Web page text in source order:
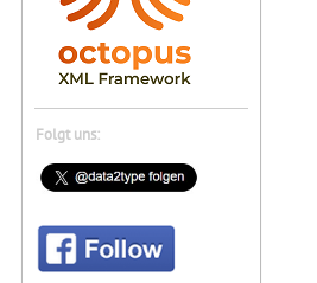
Folgt uns: